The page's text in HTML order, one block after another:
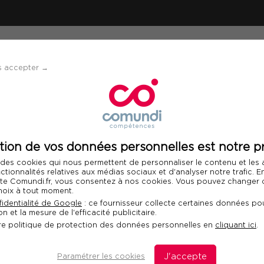
accepter →
de vos données personnelles est notre
cookies qui nous permettent de personnaliser le contenu et les
relatives aux médias sociaux et d'analyser notre trafic.
Comundi.fr, vous consentez à nos cookies. Vous pouvez changer
à tout moment.
de Google : ce fournisseur collecte certaines données
et la mesure de l'efficacité publicitaire.
politique de protection des données personnelles en cliquant ici.
Paramétrer les cookies J'accepte
Télécharger le programme
à l'Assurance